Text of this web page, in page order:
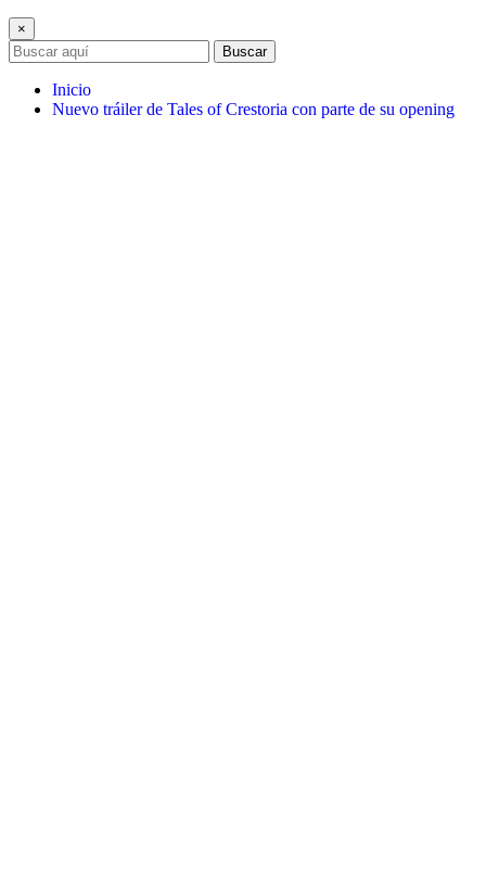
×
Buscar
Inicio
Nuevo tráiler de Tales of Crestoria con parte de su opening